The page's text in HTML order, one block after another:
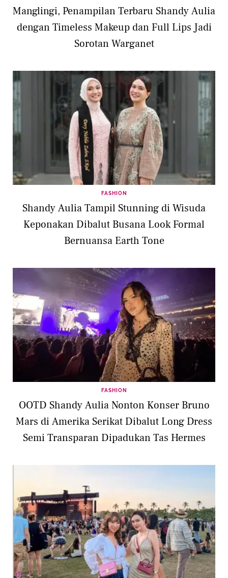
Manglingi, Penampilan Terbaru Shandy Aulia
dengan Timeless Makeup dan Full Lips Jadi
Sorotan Warganet
FASHION
Shandy Aulia Tampil Stunning di Wisuda
Keponakan Dibalut Busana Look Formal
Bernuansa Earth Tone
FASHION
OOTD Shandy Aulia Nonton Konser Bruno
Mars di Amerika Serikat Dibalut Long Dress
Semi Transparan Dipadukan Tas Hermes